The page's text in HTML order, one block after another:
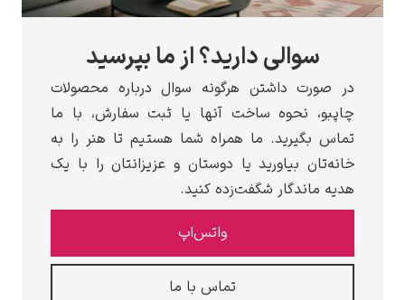
سوالی دارید؟ از ما بپرسید
داشتن هرگونه سوال درباره محصولات
نحوه ساخت آنها یا ثبت سفارش، با ما
ما همراه شما هستیم تا هنر را به
بیاورید یا دوستان و عزیزانتان را با یک
شگفت‌زده کنید.